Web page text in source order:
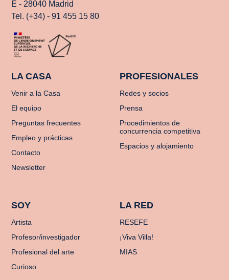
E - 28040 Madrid
Tel. (+34) - 91 455 15 80
LA CASA
Venir a la Casa
El equipo
Preguntas frecuentes
Empleo y prácticas
Contacto
Newsletter
PROFESIONALES
Redes y socios
Prensa
Procedimientos de
concurrencia competitiva
Espacios y alojamiento
SOY
Artista
Profesor/investigador
Profesional del arte
Curioso
LA RED
RESEFE
¡Viva Villa!
MIAS